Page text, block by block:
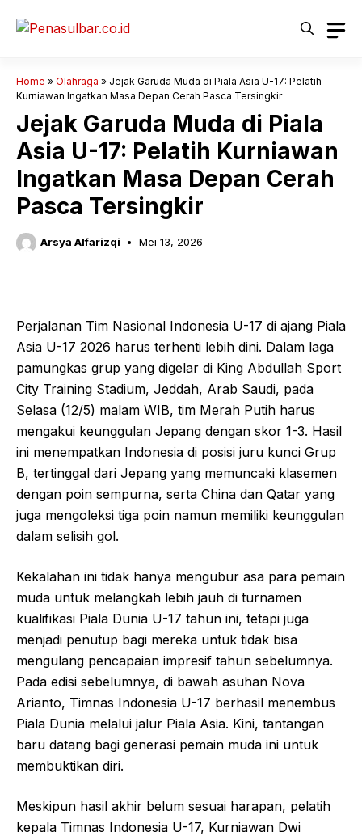
Home » Olahraga » Jejak Garuda Muda di Piala Asia U-17: Pelatih
Kurniawan Ingatkan Masa Depan Cerah Pasca Tersingkir
Jejak Garuda Muda di Piala
Asia U-17: Pelatih Kurniawan
Ingatkan Masa Depan Cerah
Pasca Tersingkir
Arsya Alfarizqi Mei 13, 2026
Perjalanan Tim Nasional Indonesia U-17 di ajang Piala
Asia U-17 2026 harus terhenti lebih dini. Dalam laga
pamungkas grup yang digelar di King Abdullah Sport
City Training Stadium, Jeddah, Arab Saudi, pada
Selasa (12/5) malam WIB, tim Merah Putih harus
mengakui keunggulan Jepang dengan skor 1-3. Hasil
ini menempatkan Indonesia di posisi juru kunci Grup
B, tertinggal dari Jepang yang memuncaki klasemen
dengan poin sempurna, serta China dan Qatar yang
juga mengoleksi tiga poin namun memiliki keunggulan
dalam selisih gol.
Kekalahan ini tidak hanya mengubur asa para pemain
muda untuk melangkah lebih jauh di turnamen
kualifikasi Piala Dunia U-17 tahun ini, tetapi juga
menjadi penutup bagi mereka untuk tidak bisa
mengulang pencapaian impresif tahun sebelumnya.
Pada edisi sebelumnya, di bawah asuhan Nova
Arianto, Timnas Indonesia U-17 berhasil menembus
Piala Dunia melalui jalur Piala Asia. Kini, tantangan
baru datang bagi generasi pemain muda ini untuk
membuktikan diri.
Meskipun hasil akhir belum sesuai harapan, pelatih
kepala Timnas Indonesia U-17, Kurniawan Dwi